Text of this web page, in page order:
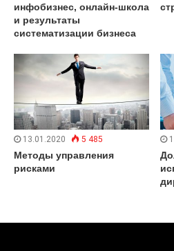
инфобизнес, онлайн-школа
и результаты
систематизации бизнеса
13.01.2020 5 485
Методы управления
рисками